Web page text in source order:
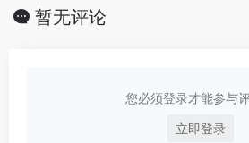
暂无评论
您必须登录才能参与
立即登录